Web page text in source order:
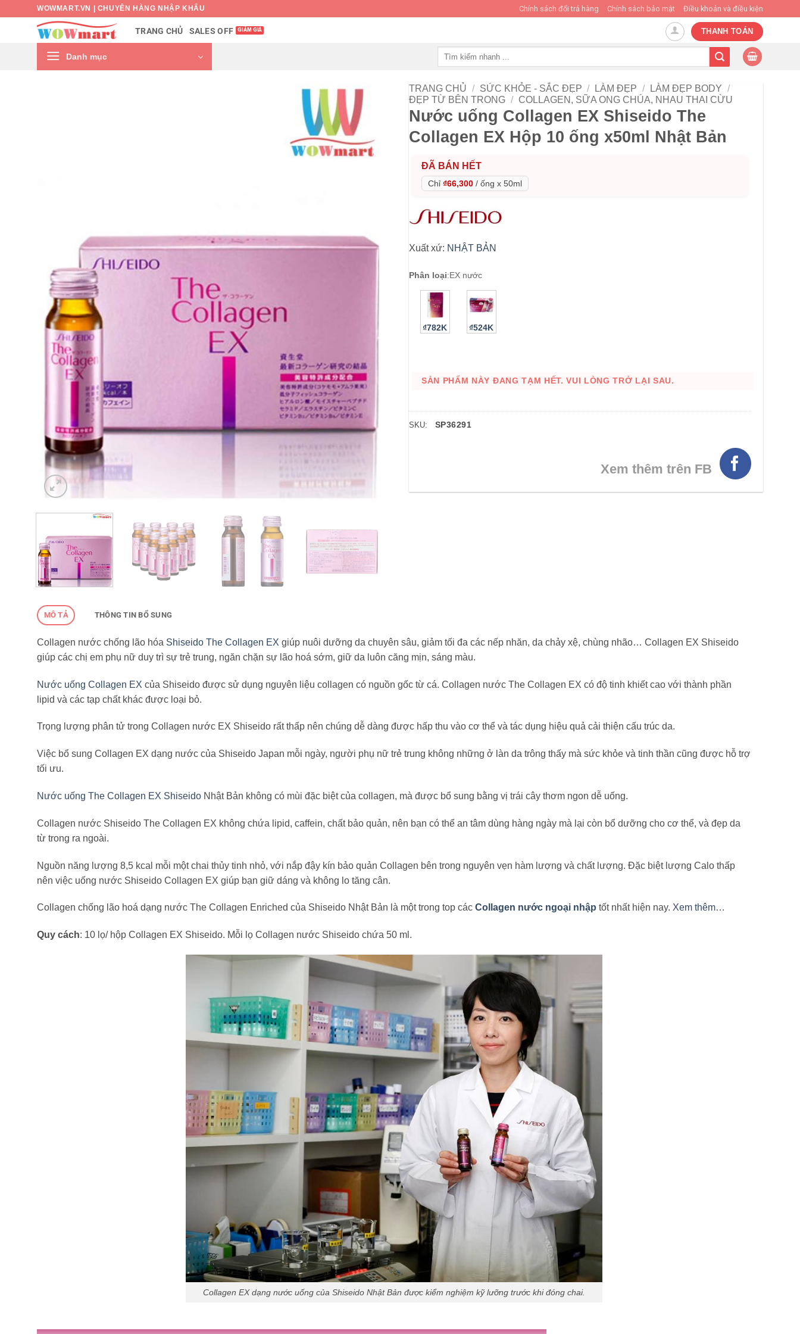
WOWMART.VN | CHUYÊN HÀNG NHẬP KHẨU Chính sách đổi trả hàng Chính sách bảo mật Điều khoản và điều kiện
TRANG CHỦ SALES OFF THANH TOÁN
Danh mục
TRANG CHỦ / SỨC KHỎE - SẮC ĐẸP / LÀM ĐẸP / LÀM ĐẸP BODY /
ĐẸP TỪ BÊN TRONG / COLLAGEN, SỮA ONG CHÚA, NHAU THAI CỪU
Nước uống Collagen EX Shiseido The
Collagen EX Hộp 10 ống x50ml Nhật Bản
ĐÃ BÁN HẾT
Chỉ ₫66,300 / ống x 50ml
Xuất xứ: NHẬT BẢN
Phân loại:EX nước
₫782K ₫524K
SẢN PHẨM NÀY ĐANG TẠM HẾT. VUI LÒNG TRỞ LẠI SAU.
SKU: SP36291
Xem thêm trên FB
MÔ TẢ THÔNG TIN BỔ SUNG
Collagen nước chống lão hóa Shiseido The Collagen EX giúp nuôi dưỡng da chuyên sâu, giảm tối đa các nếp nhăn, da chảy xệ, chùng nhão… Collagen EX Shiseido
giúp các chị em phụ nữ duy trì sự trẻ trung, ngăn chặn sự lão hoá sớm, giữ da luôn căng mịn, sáng màu.
Nước uống Collagen EX của Shiseido được sử dụng nguyên liệu collagen có nguồn gốc từ cá. Collagen nước The Collagen EX có độ tinh khiết cao với thành phần
lipid và các tạp chất khác được loại bỏ.
Trọng lượng phân tử trong Collagen nước EX Shiseido rất thấp nên chúng dễ dàng được hấp thu vào cơ thể và tác dụng hiệu quả cải thiện cấu trúc da.
Việc bổ sung Collagen EX dạng nước của Shiseido Japan mỗi ngày, người phụ nữ trẻ trung không những ở làn da trông thấy mà sức khỏe và tinh thần cũng được hỗ trợ
tối ưu.
Nước uống The Collagen EX Shiseido Nhật Bản không có mùi đặc biệt của collagen, mà được bổ sung bằng vị trái cây thơm ngon dễ uống.
Collagen nước Shiseido The Collagen EX không chứa lipid, caffein, chất bảo quản, nên bạn có thể an tâm dùng hàng ngày mà lại còn bổ dưỡng cho cơ thể, và đẹp da
từ trong ra ngoài.
Nguồn năng lượng 8,5 kcal mỗi một chai thủy tinh nhỏ, với nắp đậy kín bảo quản Collagen bên trong nguyên vẹn hàm lượng và chất lượng. Đặc biệt lượng Calo thấp
nên việc uống nước Shiseido Collagen EX giúp bạn giữ dáng và không lo tăng cân.
Collagen chống lão hoá dạng nước The Collagen Enriched của Shiseido Nhật Bản là một trong top các Collagen nước ngoại nhập tốt nhất hiện nay. Xem thêm…
Quy cách: 10 lọ/ hộp Collagen EX Shiseido. Mỗi lọ Collagen nước Shiseido chứa 50 ml.
Collagen EX dạng nước uống của Shiseido Nhật Bản được kiểm nghiệm kỹ lưỡng trước khi đóng chai.